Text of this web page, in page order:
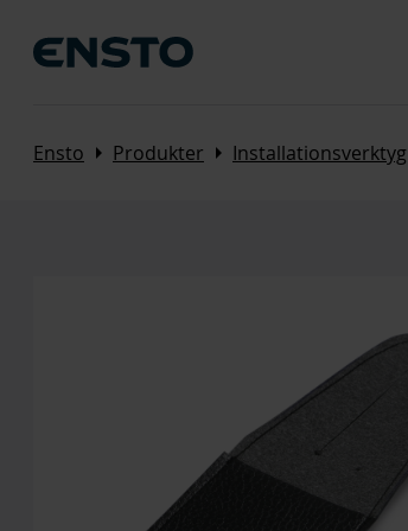
Ensto Arrow_right Produkter Arrow_right Installationsverktyg